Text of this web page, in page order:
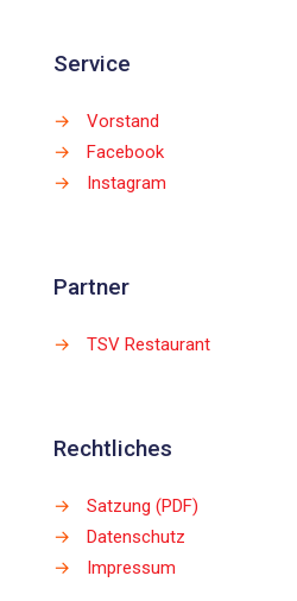
Service
→
Vorstand
→
Facebook
→
Instagram
Partner
→ TSV Restaurant
Rechtliches
→
Satzung (PDF)
→
Datenschutz
→
Impressum